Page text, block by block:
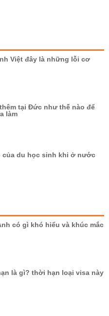
Việt đây là những lỗi cơ
tại Đức như thế nào để
làm
du học sinh khi ở nước
có gì khó hiểu và khúc mắc
là gì? thời hạn loại visa này